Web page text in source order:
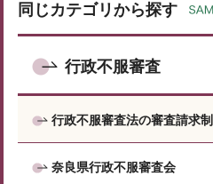
同じカテゴリから探す
行政不服審査
行政不服審査法の審査請求
奈良県行政不服審査会